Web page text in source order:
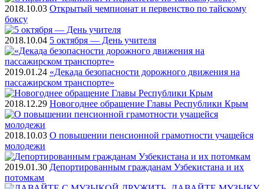
2018.10.03 Открытый чемпионат и первенство по тайскому
боксу
2018.10.04 5 октября — День учителя
2019.01.24 «Декада безопасности дорожного движения на
пассажирском транспорте»
2018.12.29 Новогоднее обращение Главы Республики Крым
2018.10.03 О повышении пенсионной грамотности учащейся
молодежи
2019.01.30 Депортированным гражданам Узбекистана и их
потомкам